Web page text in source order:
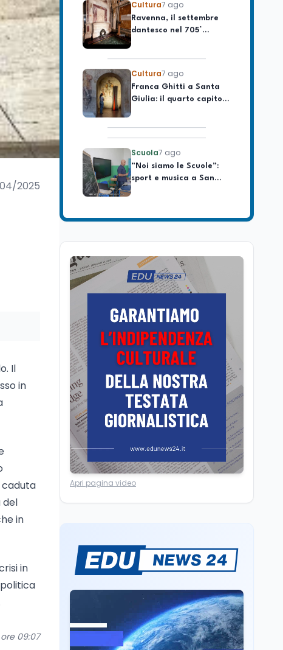
2025
Il
in
caduta
del
in
in
09:07
celebrare il governo più
longevo dell’Italia
repubblicana
Ravenna, il settembre
dantesco nel 705°
anniversario della morte
Cultura7 ago
Franca Ghitti a Santa
Giulia: il quarto capitolo
dei Palcoscenici
Scuola7 ago
“Noi siamo le Scuole”:
sport e musica a San
Miniato, STEM a Lerici
Sparatoria a Bangkok:
Editoriali7 ago
Camere in ferie,
settembre tra legge
premier Meloni attesa a
Bari il 4 settembre per
celebrare il governo più
longevo dell’Italia
repubblicana
Cultura7 ago
Ravenna, il settembre
anniversario della morte
del Sommo Poeta
Cultura 7 ago
Franca Ghitti a Santa
Giulia: il quarto capitolo
dei Palcoscenici
Scuola
Mondo7 ago
Sparatoria a Bangkok:
studente 14enne uccide
5 insegnanti e i nonni
Editoriali7 ago
Camere in ferie,
riapertura il 9
Apri pagina video